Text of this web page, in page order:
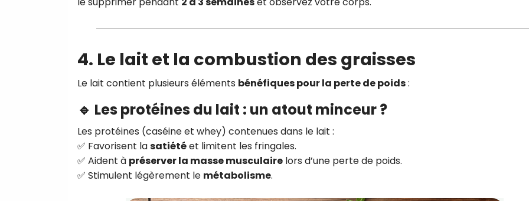
4. Le lait et la combustion des graisses
Le lait contient plusieurs éléments bénéfiques pour la perte de poids:
🔹 Les protéines du lait : un atout minceur ?
Les protéines (caséine et whey) contenues dans le lait :
✅ Favorisent lasatiétéet limitent les fringales.
✅ Aident à préserver la masse musculaire lors d’une perte de poids.
✅ Stimulent légèrement le métabolisme.